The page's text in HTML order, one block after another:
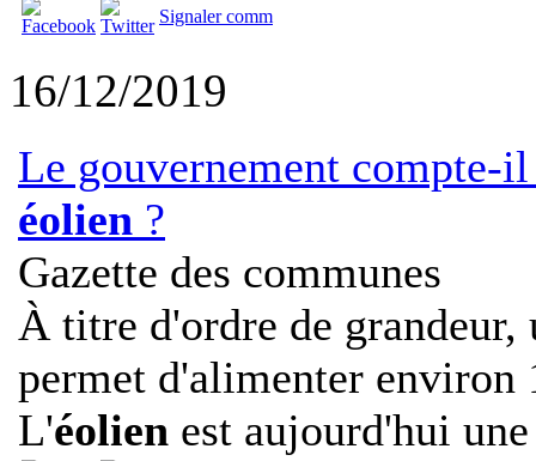
Signaler comm
16/12/2019
Le gouvernement compte-
éolien ?
Gazette des communes
À titre d'ordre de grandeur,
permet d'alimenter
L'éolien est aujourd'hui